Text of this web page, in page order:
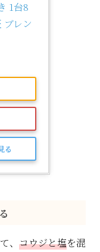
1台8
ブレン
る
、 コウジと塩を混